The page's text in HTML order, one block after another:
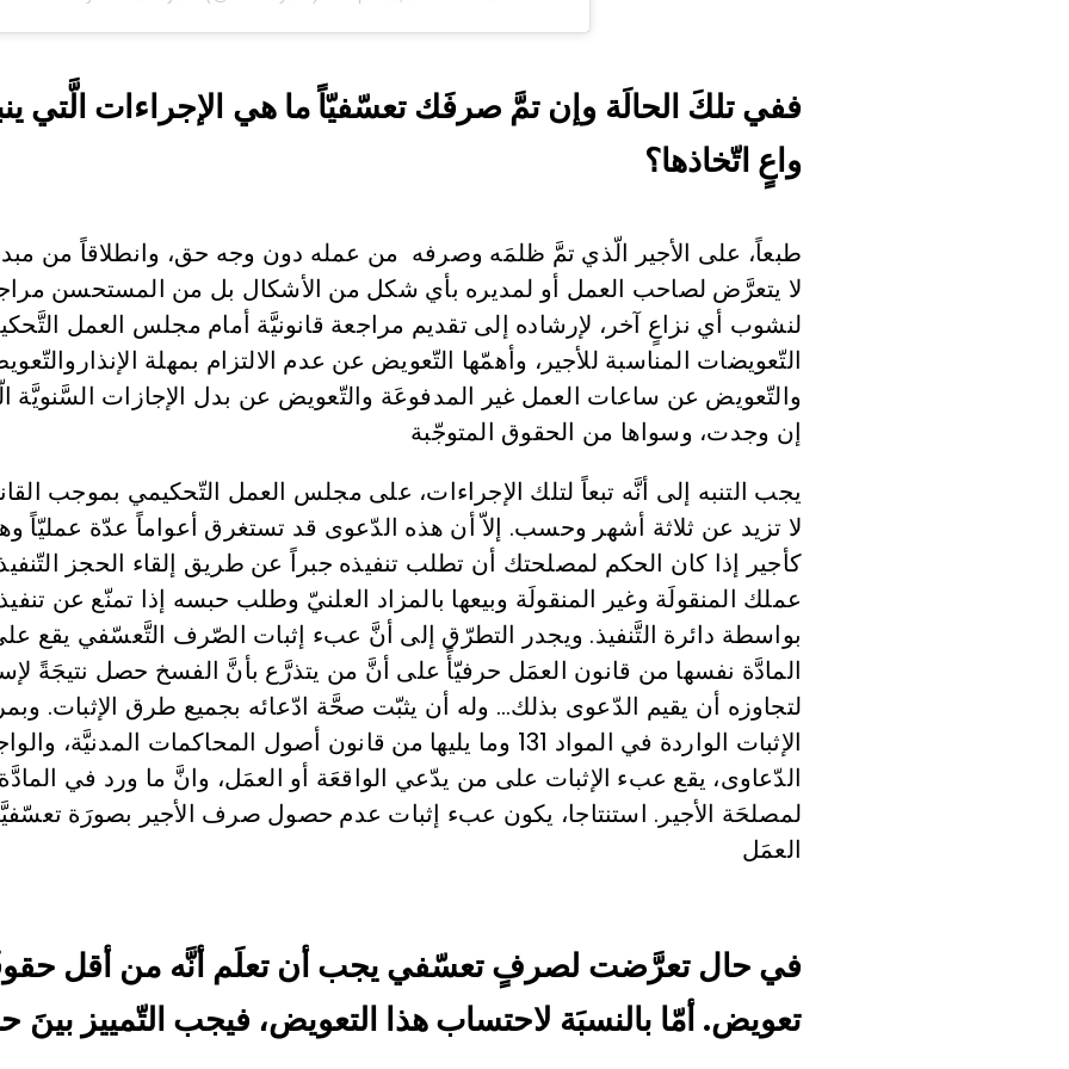
ففي تلكَ الحالَة وإن تمَّ صرفَك تعسّفيّاً ما هي الإجراءات الَّتي
واعٍ اتّخاذها؟
طبعاً، على الأجير الّذي تمَّ ظلمَه وصرفه من عمله دون وجه حق، وانطلاقاً من مبدأ
لا يتعرَّض لصاحب العمل أو لمديره بأي شكل من الأشكال بل من المستحسن
لنشوب أي نزاعٍ آخر، لإرشاده إلى تقديم مراجعة قانونيَّة أمام مجلس العمل
التّعويضات المناسبة للأجير، وأهمّها التّعويض عن عدم الالتزام بمهلة
والتّعويض عن ساعات العمل غير المدفوعَة والتّعويض عن بدل الإجازات السَّنويَّة
إن وجدت، وسواها من الحقوق المتوجّبة
يجب التنبه إلى أنَّه تبعاً لتلك الإجراءات، على مجلس العمل التّحكيمي بموجب
لا تزيد عن ثلاثة أشهر وحسب. إلاّ أن هذه الدّعوى قد تستغرق أعواماً عدّة
كأجير إذا كان الحكم لمصلحتك أن تطلب تنفيذه جبراً عن طريق إلقاء الحجز
عملك المنقولَة وغير المنقولَة وبيعها بالمزاد العلنيّ وطلب حبسه إذا تمنّع عن
بواسطة دائرة التَّنفيذ. ويجدر التطرّق إلى أنَّ عبء إثبات الصّرف التَّعسّفي يقع
المادَّة نفسها من قانون العمَل حرفيّأً على أنَّ من يتذرَّع بأنَّ الفسخ حصل نتيجَةً
لتجاوزه أن يقيم الدّعوى بذلك… وله أن يثبّت صحَّة ادّعائه بجميع طرق الإثبات.
الإثبات الواردة في المواد 131 وما يليها من قانون أصول المحاكمات
لمصلحَة الأجير. استنتاجا، يكون عبء إثبات عدم حصول صرف الأجير بصورَة
العمَل
في حال تعرَّضت لصرفٍ تعسّفي يجب أن تعلَم أنَّه من أقل
تعويض. أمّا بالنسبَة لاحتساب هذا التعويض، فيجب التّمييز بينَ